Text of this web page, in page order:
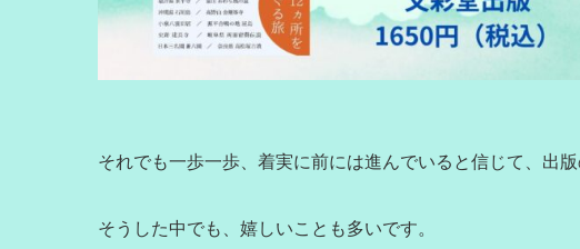
それでも一歩一歩、着実に前には進んでいると信じて、出版
そうした中でも、嬉しいことも多いです。